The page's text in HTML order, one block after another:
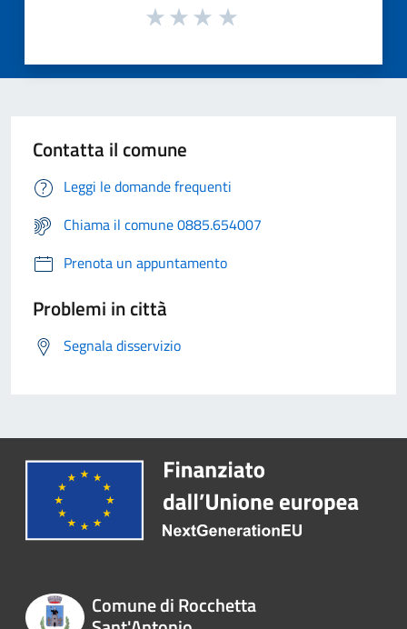
Contatta il comune
Leggi le domande frequenti
Chiama il comune 0885.654007
Prenota un appuntamento
Problemi in città
Segnala disservizio
Comune di Rocchetta